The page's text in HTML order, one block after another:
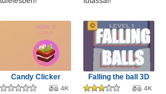
Candy Clicker
4K
Falling the ball 3D
4K